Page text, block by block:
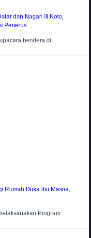
dan Nagari III Koto,
Penerus
bendera di
Rumah Duka Ibu Masna,
Program